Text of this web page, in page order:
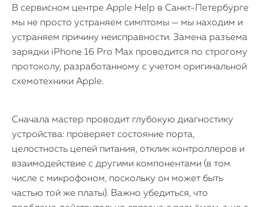
В сервисном центре Apple Help в Санкт-Петербурге
мы не просто устраняем симптомы — мы находим и
устраняем причину неисправности. Замена разъема
зарядки iPhone 16 Pro Max проводится по строгому
протоколу, разработанному с учетом оригинальной
схемотехники Apple.
Сначала мастер проводит глубокую диагностику
устройства: проверяет состояние порта,
целостность цепей питания, отклик контроллеров и
взаимодействие с другими компонентами (в том
числе с микрофоном, поскольку он может быть
частью той же платы). Важно убедиться, что